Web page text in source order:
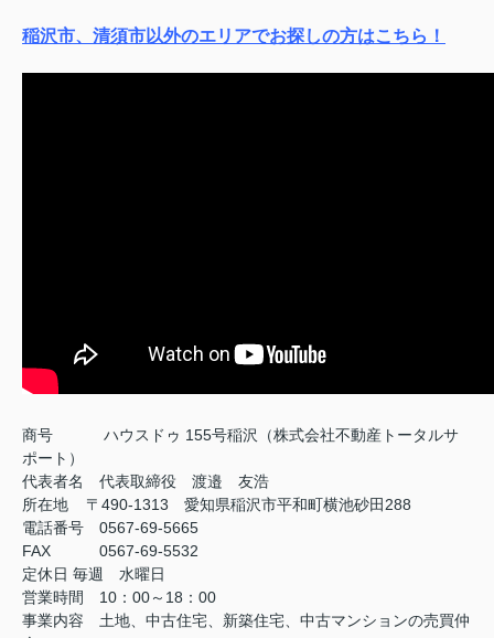
稲沢市、清須市以外のエリアでお探しの方はこちら！
商号
ハウスドゥ 155号稲沢（株式会社不動産トータルサ
ポート）
代表者名 代表取締役 渡邉 友浩
所在地 〒490-1313 愛知県稲沢市平和町横池砂田288
電話番号 0567-69-5665
FAX
0567-69-5532
定休日 毎週 水曜日
営業時間 10：00～18：00
事業内容 土地、中古住宅、新築住宅、中古マンションの売買仲